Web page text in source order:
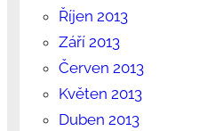
Říjen 2013
Září 2013
Červen 2013
Květen 2013
Duben 2013